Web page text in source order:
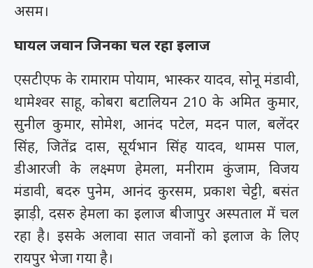
असम।
घायल जवान जिनका चल रहा इलाज
एसटीएफ के रामाराम पोयाम, भास्कर यादव, सोनू मंडावी,
थामेश्वर साहू, कोबरा बटालियन 210 के अमित कुमार,
सुनील कुमार, सोमेश, आनंद पटेल, मदन पाल, बलेंदर
सिंह, जितेंद्र दास, सूर्यभान सिंह यादव, थामस पाल,
डीआरजी के लक्ष्मण हेमला, मनीराम कुंजाम, विजय
मंडावी, बदरु पुनेम, आनंद कुरसम, प्रकाश चेट्टी, बसंत
झाड़ी, दसरु हेमला का इलाज बीजापुर अस्पताल में चल
रहा है। इसके अलावा सात जवानों को इलाज के लिए
रायपुर भेजा गया है।